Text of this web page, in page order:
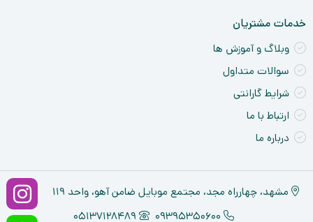
خدمات مشتریان
وبلاگ و آموزش ها
سوالات متداول
شرایط گارانتی
ارتباط با ما
درباره ما
مشهد، چهارراه مجد، مجتمع موبایل ضامن آهو، واحد ۱۱۹
09395350600
05137128489